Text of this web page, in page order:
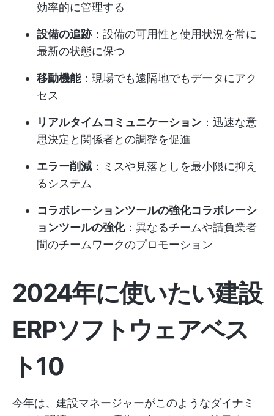
効率的に管理する
設備の追跡：設備の可用性と使用状況を常に
最新の状態に保つ
移動機能：現場でも遠隔地でもデータにアク
セス
リアルタイムコミュニケーション ：迅速な意
思決定と関係者との調整を促進
エラー削減 ：ミスや見落としを最小限に抑え
るシステム
コラボレーションツールの強化コラボレーシ
ョンツールの強化：異なるチームや請負業者
間のチームワークのプロモーション
2024年に使いたい建設
ERPソフトウェアベス
ト10
今年は、建設マネージャーがこのようなダイナミ